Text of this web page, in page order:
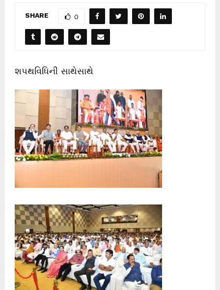
SHARE 0
શપથવિધિની સાથેસાથે